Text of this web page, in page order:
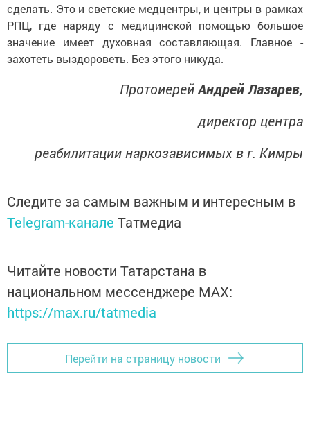
сделать. Это и светские медцентры, и центры в рамках
РПЦ, где наряду с медицинской помо­щью большое
значение имеет духовная составляющая. Глав­ное -
захотеть выздороветь. Без этого никуда.
ПротоиерейАндрей Ла­зарев,
директор центра
реабилитации наркозави­симых в г. Кимры
Следите за самым важным и интересным в
Telegram-канале Татмедиа
Читайте новости Татарстана в
национальном мессенджере MАХ:
https://max.ru/tatmedia
Перейти на страницу новости